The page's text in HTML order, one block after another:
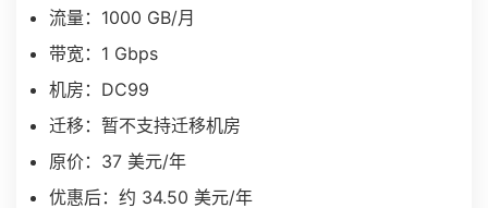
流量：1000 GB/月
带宽：1 Gbps
机房：DC99
迁移：暂不支持迁移机房
原价：37 美元/年
优惠后：约 34.50 美元/年